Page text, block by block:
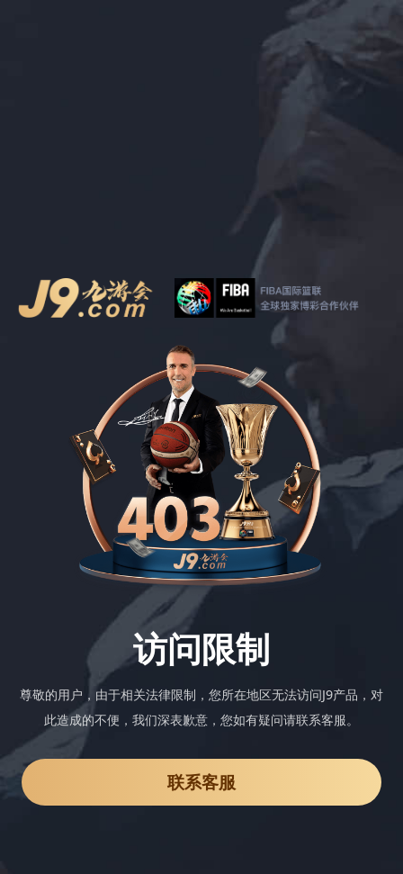
访问限制
尊敬的用户，由于相关法律限制，您所在地区无法访问J9产品，对
此造成的不便，我们深表歉意，您如有疑问请联系客服。
联系客服